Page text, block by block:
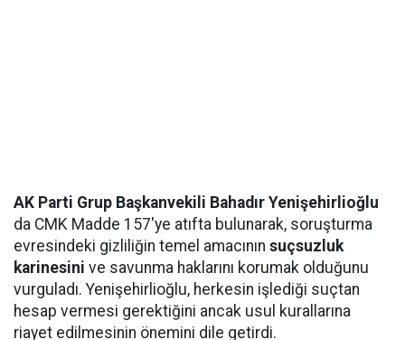
AK Parti Grup Başkanvekili Bahadır Yenişehirlioğlu
da CMK Madde 157'ye atıfta bulunarak, soruşturma
evresindeki gizliliğin temel amacının suçsuzluk
karinesini ve savunma haklarını korumak olduğunu
vurguladı. Yenişehirlioğlu, herkesin işlediği suçtan
hesap vermesi gerektiğini ancak usul kurallarına
riayet edilmesinin önemini dile getirdi.